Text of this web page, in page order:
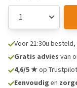
Voor 21:30u besteld,
Gratis advies van
4,6/5 ★op
Eenvoudig en